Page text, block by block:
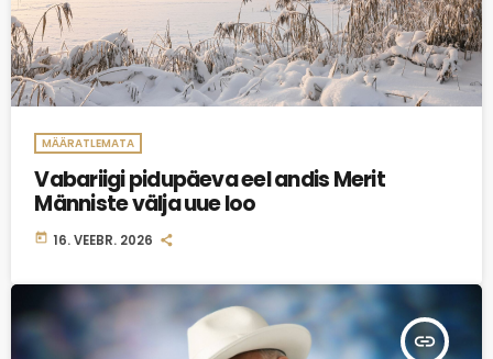
MÄÄRATLEMATA
Vabariigi pidupäeva eel andis Merit
Männiste välja uue loo
today 16. VEEBR. 2026
insert_link